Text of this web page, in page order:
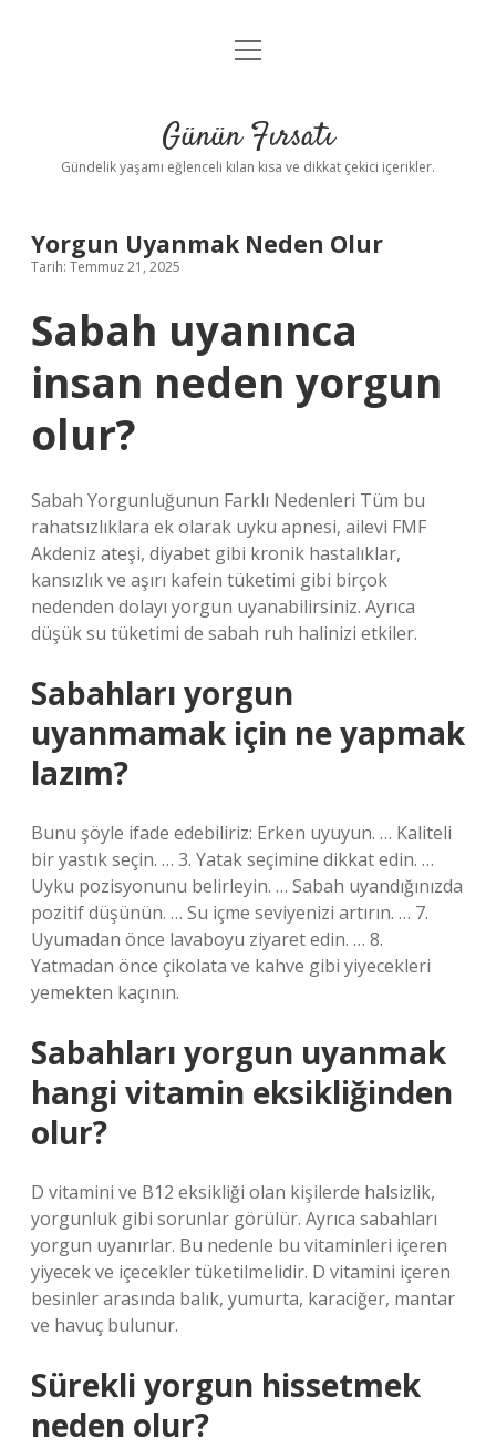
Anasayfa
Yasal Uyarı
menüyü
Günün Fırsatı
Gündelik yaşamı eğlenceli kılan kısa ve dikkat çekici içerikler.
Yorgun Uyanmak Neden Olur
Tarih: Temmuz 21, 2025
Sabah uyanınca
insan neden yorgun
olur?
Sabah Yorgunluğunun Farklı Nedenleri Tüm bu
rahatsızlıklara ek olarak uyku apnesi, ailevi FMF
Akdeniz ateşi, diyabet gibi kronik hastalıklar,
kansızlık ve aşırı kafein tüketimi gibi birçok
nedenden dolayı yorgun uyanabilirsiniz. Ayrıca
düşük su tüketimi de sabah ruh halinizi etkiler.
Sabahları yorgun
uyanmamak için ne yapmak
lazım?
Bunu şöyle ifade edebiliriz: Erken uyuyun. … Kaliteli
bir yastık seçin. … 3. Yatak seçimine dikkat edin. …
Uyku pozisyonunu belirleyin. … Sabah uyandığınızda
pozitif düşünün. … Su içme seviyenizi artırın. … 7.
Uyumadan önce lavaboyu ziyaret edin. … 8.
Yatmadan önce çikolata ve kahve gibi yiyecekleri
yemekten kaçının.
Sabahları yorgun uyanmak
hangi vitamin eksikliğinden
olur?
D vitamini ve B12 eksikliği olan kişilerde halsizlik,
yorgunluk gibi sorunlar görülür. Ayrıca sabahları
yorgun uyanırlar. Bu nedenle bu vitaminleri içeren
yiyecek ve içecekler tüketilmelidir. D vitamini içeren
besinler arasında balık, yumurta, karaciğer, mantar
ve havuç bulunur.
Sürekli yorgun hissetmek
neden olur?